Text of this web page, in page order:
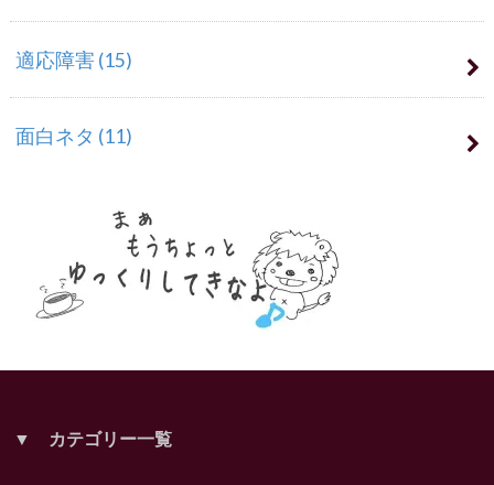
適応障害 (15)
面白ネタ (11)
▼ カテゴリー一覧